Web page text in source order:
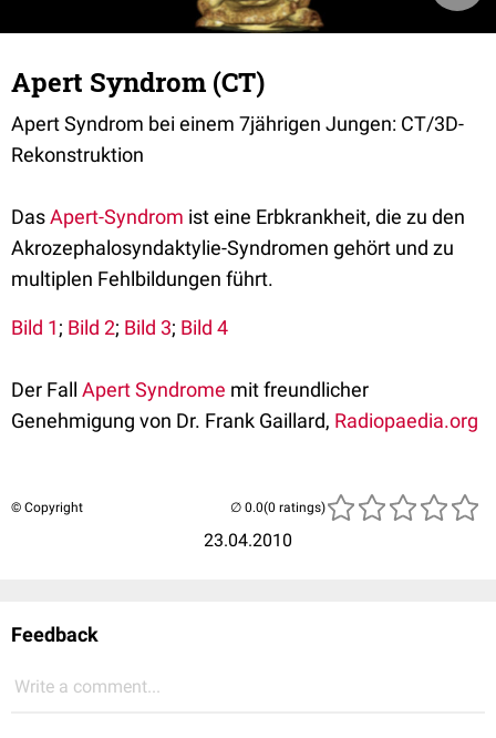
Apert Syndrom (CT)
Apert Syndrom bei einem 7jährigen Jungen: CT/3D-
Rekonstruktion
DasApert-Syndrom ist eine Erbkrankheit, die zu den
Akrozephalosyndaktylie-Syndromen gehört und zu
multiplen Fehlbildungen führt.
Bild 1; Bild 2; Bild 3; Bild 4
Der Fall Apert Syndrome mit freundlicher
Genehmigung von Dr. Frank Gaillard, Radiopaedia.org
© Copyright
23.04.2010
(0 ratings)
Feedback
Write a comment...